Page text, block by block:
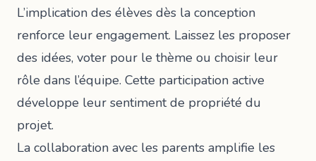
L’implication des élèves dès la conception
renforce leur engagement. Laissez les proposer
des idées, voter pour le thème ou choisir leur
rôle dans l’équipe. Cette participation active
développe leur sentiment de propriété du
projet.
La collaboration avec les parents amplifie les